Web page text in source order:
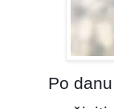
Po